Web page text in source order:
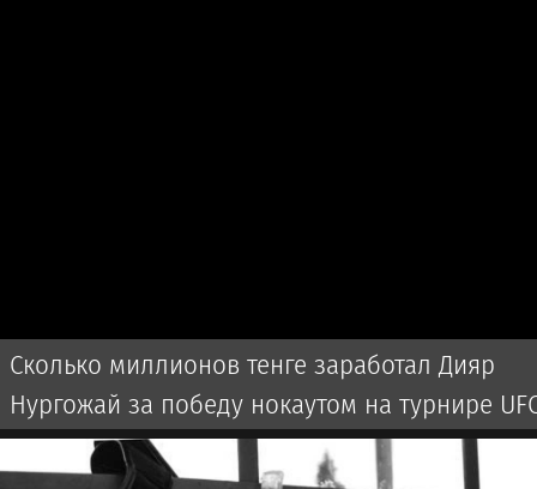
Сколько миллионов тенге заработал Дияр
Нургожай за победу нокаутом на турнире